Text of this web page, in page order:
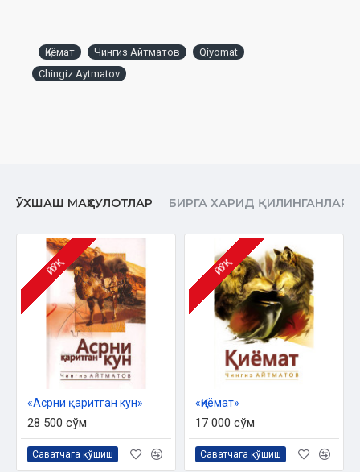
Қиёмат Чингиз Айтматов
Qiyomat
Chingiz Aytmatov
ЎХШАШ МАҲСУЛОТЛАР БИРГА ХАРИД ҚИЛИНГАНЛАР
ЙЎҚ
«Асрни қаритган кун»
28 500 сўм
Саватчага қўшиш
ЙЎҚ
«Қиёмат»
17 000 сўм
Саватчага қўшиш